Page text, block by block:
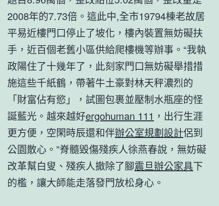
2008年的7.73倍。這此中,全市19794棟老故居
平易近樓門口停止了坡化，樓內裝置無妨礙扶
手，近百個老舊小區供給爬樓機等辦事。“我執
政陽住了十幾年了，此刻家門口無妨礙舉措措
施這些千紙鶴，帶著牛土豪對林天秤濃烈的
「財富佔有慾」，試圖包裹並壓制水瓶座的怪
誕藍光。越來越好ergohuman 111 ，出行生涯
更方便，空閑時辰還和伴辦公室規劃設計侶到
公園散心。”脊髓毀傷殘疾人徐燕春說，無妨礙
改革幫白叟、殘疾人撤除了腳震旦辦公家具下
的檻，讓大師能走落發門放松身心。